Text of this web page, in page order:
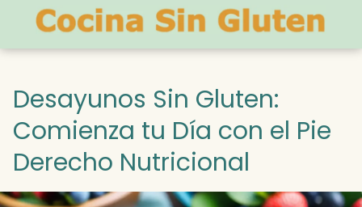
Desayunos Sin Gluten:
Comienza tu Día con el Pie
Derecho Nutricional